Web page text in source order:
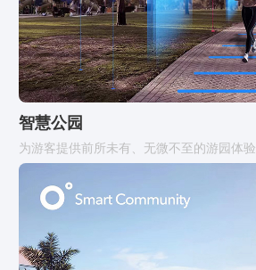
智慧公园
为游客提供前所未有、无微不至的游园体验